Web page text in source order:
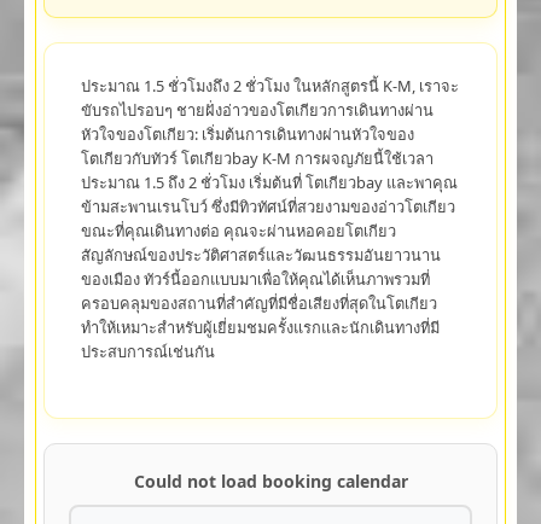
ประมาณ 1.5 ชั่วโมงถึง 2 ชั่วโมง ในหลักสูตรนี้ K-M, เราจะ
ขับรถไปรอบๆ ชายฝั่งอ่าวของโตเกียวการเดินทางผ่าน
หัวใจของโตเกียว: เริ่มต้นการเดินทางผ่านหัวใจของ
โตเกียวกับทัวร์ โตเกียวbay K-M การผจญภัยนี้ใช้เวลา
ประมาณ 1.5 ถึง 2 ชั่วโมง เริ่มต้นที่ โตเกียวbay และพาคุณ
ข้ามสะพานเรนโบว์ ซึ่งมีทิวทัศน์ที่สวยงามของอ่าวโตเกียว
ขณะที่คุณเดินทางต่อ คุณจะผ่านหอคอยโตเกียว
สัญลักษณ์ของประวัติศาสตร์และวัฒนธรรมอันยาวนาน
ของเมือง ทัวร์นี้ออกแบบมาเพื่อให้คุณได้เห็นภาพรวมที่
ครอบคลุมของสถานที่สำคัญที่มีชื่อเสียงที่สุดในโตเกียว
ทำให้เหมาะสำหรับผู้เยี่ยมชมครั้งแรกและนักเดินทางที่มี
ประสบการณ์เช่นกัน
Could not load booking calendar